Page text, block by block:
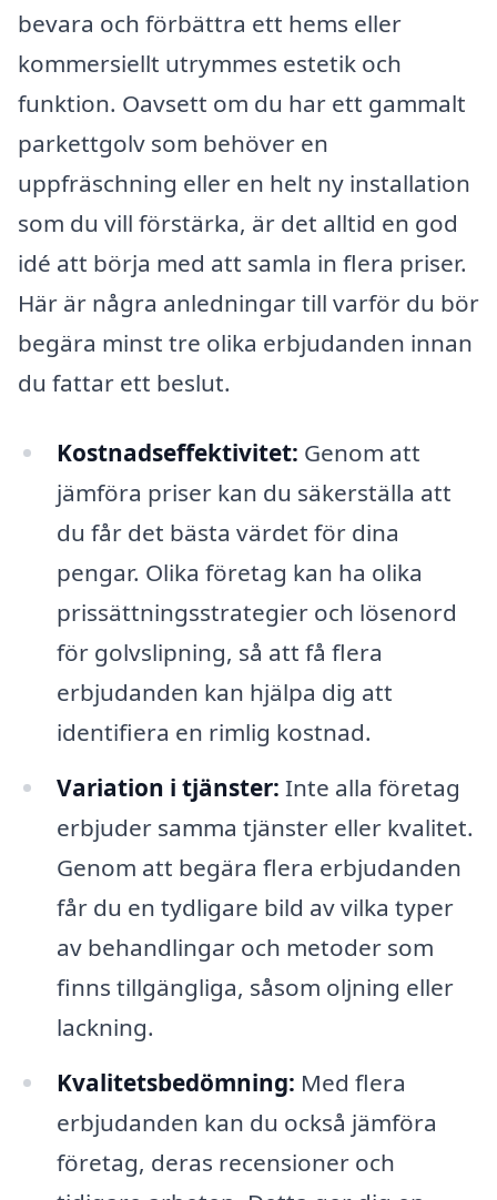
bevara och förbättra ett hems eller
kommersiellt utrymmes estetik och
funktion. Oavsett om du har ett gammalt
parkettgolv som behöver en
uppfräschning eller en helt ny installation
som du vill förstärka, är det alltid en god
idé att börja med att samla in flera priser.
Här är några anledningar till varför du bör
begära minst tre olika erbjudanden innan
du fattar ett beslut.
Kostnadseffektivitet: Genom att
jämföra priser kan du säkerställa att
du får det bästa värdet för dina
pengar. Olika företag kan ha olika
prissättningsstrategier och lösenord
för golvslipning, så att få flera
erbjudanden kan hjälpa dig att
identifiera en rimlig kostnad.
Variation i tjänster: Inte alla företag
erbjuder samma tjänster eller kvalitet.
Genom att begära flera erbjudanden
får du en tydligare bild av vilka typer
av behandlingar och metoder som
finns tillgängliga, såsom oljning eller
lackning.
Kvalitetsbedömning: Med flera
erbjudanden kan du också jämföra
företag, deras recensioner och